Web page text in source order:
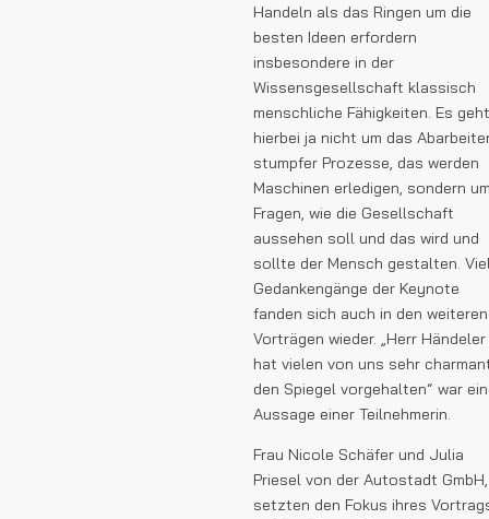
Handeln als das Ringen um die
besten Ideen erfordern
insbesondere in der
Wissensgesellschaft klassisch
menschliche Fähigkeiten. Es geht
hierbei ja nicht um das
stumpfer Prozesse, das werden
Maschinen erledigen, sondern
Fragen, wie die Gesellschaft
aussehen soll und das wird und
sollte der Mensch gestalten.
Gedankengänge der Keynote
fanden sich auch in den weiteren
Vorträgen wieder. „Herr Händeler
hat vielen von uns sehr
den Spiegel vorgehalten“ war
Aussage einer Teilnehmerin.
Frau Nicole Schäfer und Julia
Priesel von der Autostadt GmbH,
setzten den Fokus ihres